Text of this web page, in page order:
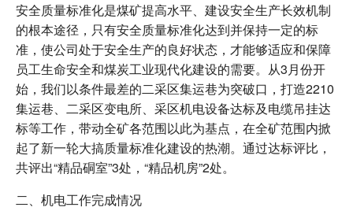
安全质量标准化是煤矿提高水平、建设安全生产长效机制
的根本途径，只有安全质量标准化达到并保持一定的标
准，使公司处于安全生产的良好状态，才能够适应和保障
员工生命安全和煤炭工业现代化建设的需要。从3月份开
始，我们以条件最差的二采区集运巷为突破口，打造2210
集运巷、二采区变电所、采区机电设备达标及电缆吊挂达
标等工作，带动全矿各范围以此为基点，在全矿范围内掀
起了新一轮大搞质量标准化建设的热潮。通过达标评比，
共评出“精品硐室”3处，“精品机房”2处。
二、机电工作完成情况